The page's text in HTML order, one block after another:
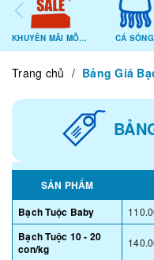
KHUYẾN MÃI MỖI NGÀY CÁ SỐNG
Trang chủ / Bảng Giá
SẢN PHẨM
Bạch Tuộc Baby
Bạch Tuộc 10 - 20
con/kg